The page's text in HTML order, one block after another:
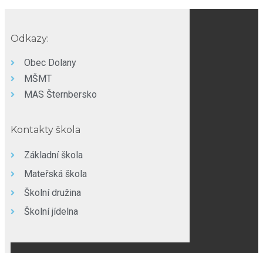
Odkazy:
Obec Dolany
MŠMT
MAS Šternbersko
Kontakty škola
Základní škola
Mateřská škola
Školní družina
Školní jídelna